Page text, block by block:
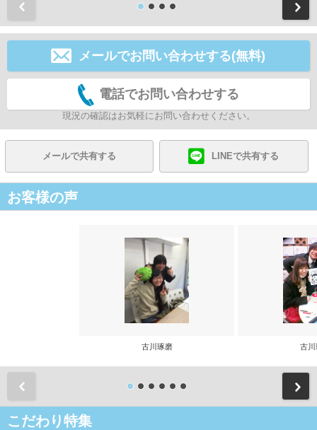
メールでお問い合わせする(無料)
電話でお問い合わせする
現況の確認はお気軽にお問い合わせください。
メールで共有する LINEで共有する
お客様の声
古川琢磨 古川
こだわり特集